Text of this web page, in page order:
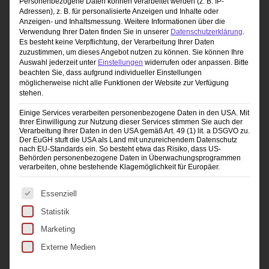
Anforderungen:
Der Kurs ist für Fortgeschrittene geeignet aber auch für weit
fortgeschrittene die neue Arbeitswege kennen lernen
wollen.
Adressen), z. B. für personalisierte Anzeigen und Inhalte oder
Anzeigen- und Inhaltsmessung. Weitere Informationen über die
Verwendung Ihrer Daten finden Sie in unserer Datenschutzerklärung.
Es besteht keine Verpflichtung, der Verarbeitung Ihrer Daten
zuzustimmen, um dieses Angebot nutzen zu können. Sie können Ihre
Auswahl jederzeit unter Einstellungen widerrufen oder anpassen. Bitte
beachten Sie, dass aufgrund individueller Einstellungen
möglicherweise nicht alle Funktionen der Website zur Verfügung
stehen.
Einige Services verarbeiten personenbezogene Daten in den USA. Mit
Ihrer Einwilligung zur Nutzung dieser Services stimmen Sie auch der
Verarbeitung Ihrer Daten in den USA gemäß Art. 49 (1) lit. a DSGVO zu.
Der EuGH stuft die USA als Land mit unzureichendem Datenschutz
nach EU-Standards ein. So besteht etwa das Risiko, dass US-
Behörden personenbezogene Daten in Überwachungsprogrammen
verarbeiten, ohne bestehende Klagemöglichkeit für Europäer.
Es folgt eine Liste der Service-Gruppen, für die eine
Essenziell
Statistik
Marketing
Externe Medien